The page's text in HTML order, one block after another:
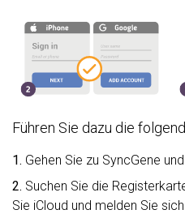
Führen Sie dazu die
1. Gehen Sie zu SyncGene und
2. Suchen Sie die
Sie iCloud und melden Sie